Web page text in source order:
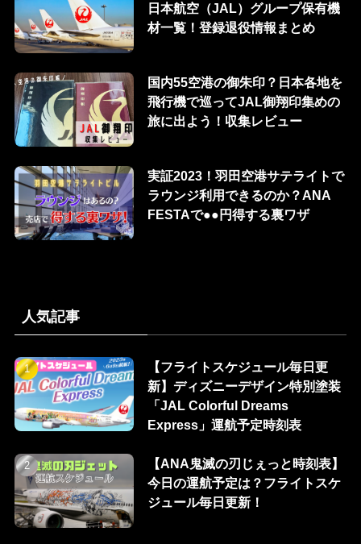
日本航空（JAL）グループ保有機
材一覧！登録退役情報まとめ
国内55空港の御朱印？日本各地を
飛行機で巡ってJAL御翔印集めの
旅に出よう！収集レビュー
実証2023！羽田空港サテライトで
ラウンジ利用できるのか？ANA
FESTAで●●円得する裏ワザ
人気記事
【フライトスケジュール毎日更
新】ディズニーデザイン特別塗装
「JAL Colorful Dreams
Express」運航予定時刻表
【ANA鬼滅の刃じぇっと時刻表】
今日の運航予定は？フライトスケ
ジュール毎日更新！